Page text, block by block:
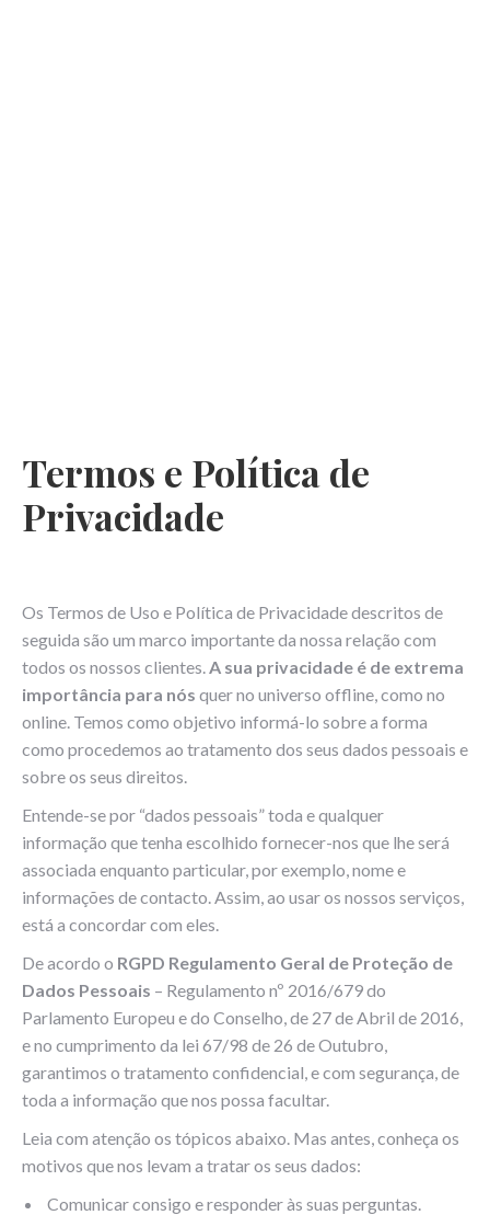
Termos e Política de
Privacidade
Os Termos de Uso e Política de Privacidade descritos de
seguida são um marco importante da nossa relação com
todos os nossos clientes.A sua privacidade é de extrema
importância para nós quer no universo offline, como no
online. Temos como objetivo informá-lo sobre a forma
como procedemos ao tratamento dos seus dados pessoais e
sobre os seus direitos.
Entende-se por “dados pessoais” toda e qualquer
informação que tenha escolhido fornecer-nos que lhe será
associada enquanto particular, por exemplo, nome e
informações de contacto. Assim, ao usar os nossos serviços,
está a concordar com eles.
De acordo o RGPD Regulamento Geral de Proteção de
Dados Pessoais – Regulamento nº 2016/679 do
Parlamento Europeu e do Conselho, de 27 de Abril de 2016,
e no cumprimento da lei 67/98 de 26 de Outubro,
garantimos o tratamento confidencial, e com segurança, de
toda a informação que nos possa facultar.
Leia com atenção os tópicos abaixo. Mas antes, conheça os
motivos que nos levam a tratar os seus dados:
Comunicar consigo e responder às suas perguntas.